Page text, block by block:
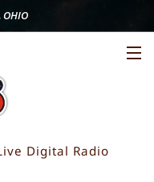
,OHIO
Digital Radio